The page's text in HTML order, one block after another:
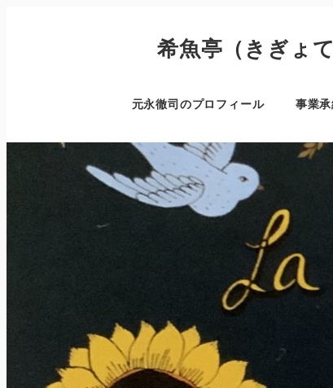
希魚亭（きぎょ
元永徹司のプロフィール 事業